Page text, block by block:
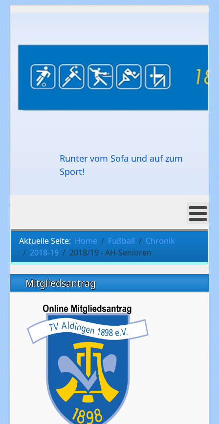
Runter vom Sofa und auf zum
Sport!
Aktuelle Seite: Home Fußball
Chronik
2018-19
2018/19 - AH-Senioren
Mitgliedsantrag